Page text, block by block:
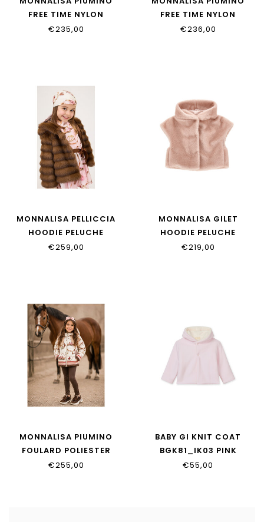
FREE TIME NYLON
37H101_8020_094F
€235,00
FREE TIME NYLON
17H100_8020_0094
€236,00
MONNALISA PELLICCIA
HOODIE PELUCHE
17H101_8033_0006
€259,00
MONNALISA GILET
HOODIE PELUCHE
17H105_8034_0091
€219,00
MONNALISA PIUMINO
FOULARD POLIESTER
19H100_8021_029F
€255,00
BABY GI KNIT COAT
BGK81_IK03 PINK
€55,00